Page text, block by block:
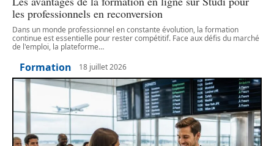
les professionnels en reconversion
Dans un monde professionnel en constante évolution, la formation
continue est essentielle pour rester compétitif. Face aux défis du marché
de l'emploi, la plateforme…
Formation 18 juillet 2026